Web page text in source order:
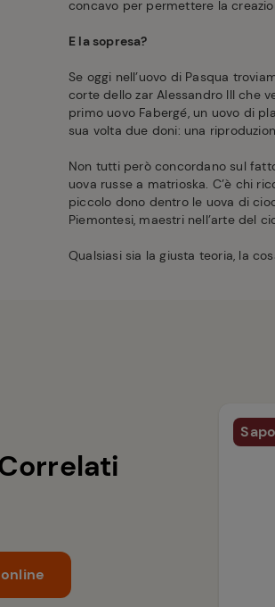
concavo per permettere la
E la sopresa?
Se oggi nell’uovo di Pasqua
corte dello zar Alessandro III che
primo uovo Fabergé, un uovo di
sua volta due doni: una
Non tutti però concordano sul
uova russe a matrioska. C’è chi
piccolo dono dentro le uova di
Piemontesi, maestri nell’arte del
Qualsiasi sia la giusta teoria, la